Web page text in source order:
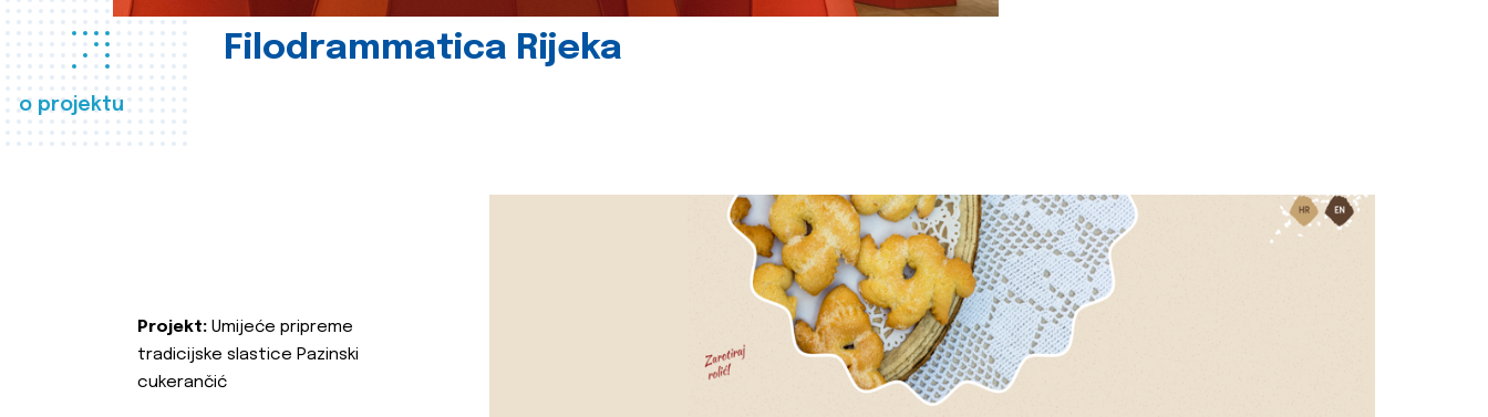
o projektu
Filodrammatica Rijeka
Projekt: Umijeće pripreme
tradicijske slastice Pazinski
cukerančić